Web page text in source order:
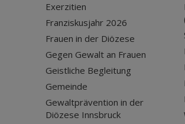
Exerzitien
Franziskusjahr 2026
Frauen in der Diözese
Gegen Gewalt an Frauen
Geistliche Begleitung
Gemeinde
Gewaltprävention in der
Diözese Innsbruck